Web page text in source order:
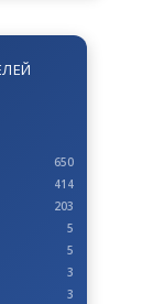
650
414
203
5
5
3
3